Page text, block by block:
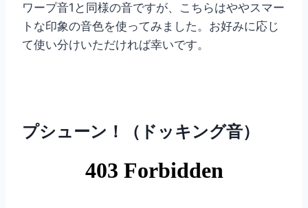
ワープ音1と同様の音ですが、こちらはややスマー
トな印象の音色を使ってみました。お好みに応じ
て使い分けいただければ幸いです。
プシューン！（ドッキング音）